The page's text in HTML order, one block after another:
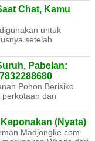
Chat, Kamu
untuk
setelah
Pabelan:
Pohon Berisiko
dan
(Nyata)
Madjongke.com